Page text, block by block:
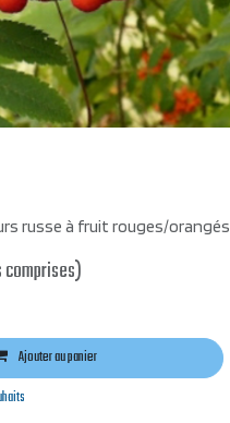
russe à fruit rouges/orangés
Ajouter au panier